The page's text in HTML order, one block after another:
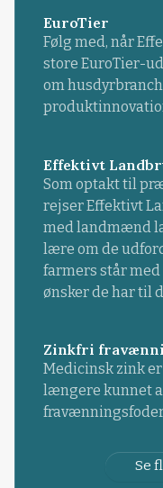
EuroTier
Følg med, når
store EuroTier-
om
Effektivt
Som optakt til
rejser Effektivt
med landmænd
lære om de
farmers står med
ønsker de har til
Zinkfri
Medicinsk zink
længere kunnet
Se